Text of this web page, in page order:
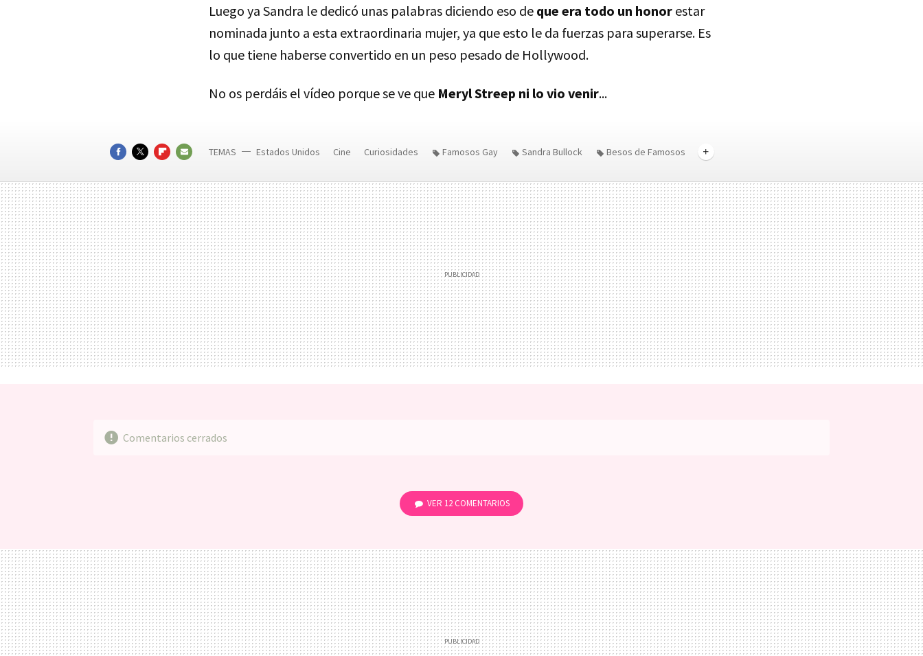
Luego ya Sandra le dedicó unas palabras diciendo eso de que era todo un honor estar
nominada junto a esta extraordinaria mujer, ya que esto le da fuerzas para superarse. Es
lo que tiene haberse convertido en un peso pesado de Hollywood.
No os perdáis el vídeo porque se ve que Meryl Streep ni lo vio venir...
MAIL
TEMAS Estados Unidos Cine Curiosidades Famosos Gay Sandra Bullock
Besos de Famosos
Comentarios cerrados
VER 12 COMENTARIOS